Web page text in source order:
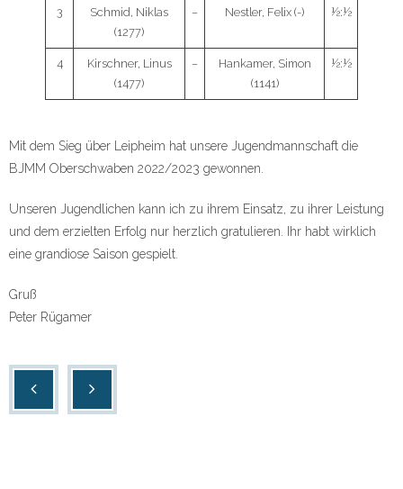
3
Schmid, Niklas
(1277)
– Nestler, Felix (-) ½:½
4
Kirschner, Linus
(1477)
–
Hankamer, Simon
(1141)
½:½
Mit dem Sieg über Leipheim hat unsere Jugendmannschaft die
BJMM Oberschwaben 2022/2023 gewonnen.
Unseren Jugendlichen kann ich zu ihrem Einsatz, zu ihrer Leistung
und dem erzielten Erfolg nur herzlich gratulieren. Ihr habt wirklich
eine grandiose Saison gespielt.
Gruß
Peter Rügamer